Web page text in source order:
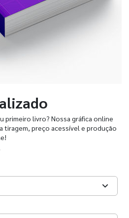
primeiro livro? Nossa gráfica online
tiragem, preço acessível e produção